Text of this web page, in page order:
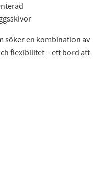
söker en kombination av
flexibilitet – ett bord att